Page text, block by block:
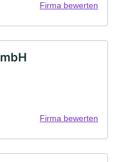
Firma bewerten
Firma bewerten